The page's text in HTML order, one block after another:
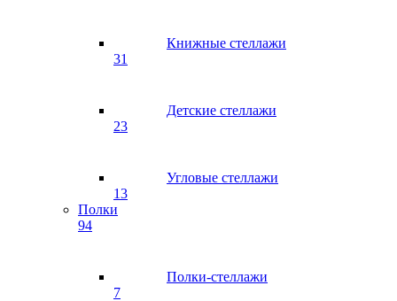
Книжные стеллажи
31
Детские стеллажи
23
Угловые стеллажи
13
Полки
94
Полки-стеллажи
7